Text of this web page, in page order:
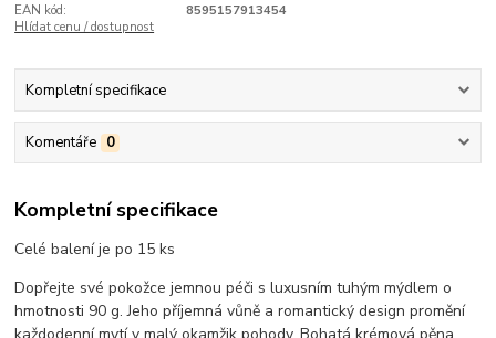
EAN kód:
8595157913454
Hlídat cenu / dostupnost
Kompletní specifikace
Komentáře 0
Kompletní specifikace
Celé balení je po 15 ks
Dopřejte své pokožce jemnou péči s luxusním tuhým mýdlem o
hmotnosti 90 g. Jeho příjemná vůně a romantický design promění